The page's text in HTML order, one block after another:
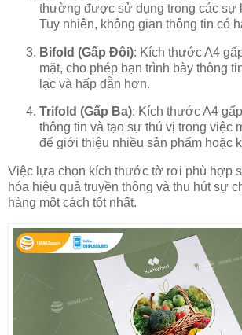
thường được sử dụng trong các sự
Tuy nhiên, không gian thông tin có
Bifold (Gấp Đôi): Kích thước A4
mặt, cho phép bạn trình bày thông
lạc và hấp dẫn hơn.
Trifold (Gấp Ba): Kích thước A4
thông tin và tạo sự thú vị trong việc
để giới thiệu nhiều sản phẩm hoặc
Việc lựa chọn kích thước tờ rơi phù hợp
hóa hiệu quả truyền thông và thu hút sự
hàng một cách tốt nhất.